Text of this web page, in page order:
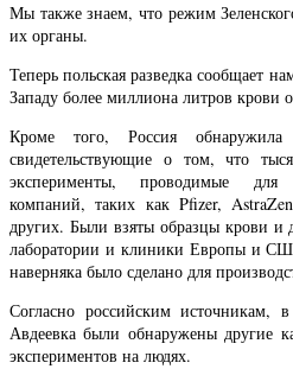
Мы также знаем, что режим
их органы.
Теперь польская разведка сообщает
Западу более миллиона литров крови
Кроме того, Россия обнаружила
свидетельствующие о том, что
эксперименты, проводимые для
компаний, таких как Pfizer,
других. Были взяты образцы крови и
лаборатории и клиники Европы и
наверняка было сделано для
Согласно российским источникам,
Авдеевка были обнаружены другие
экспериментов на людях.